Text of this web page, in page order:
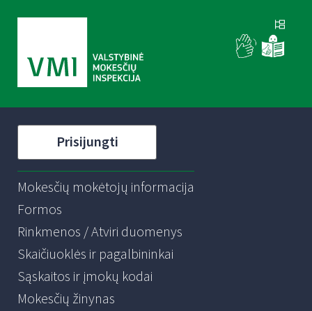
Prisijungti
Mokesčių mokėtojų informacija
Formos
Rinkmenos / Atviri duomenys
Skaičiuoklės ir pagalbininkai
Sąskaitos ir įmokų kodai
Mokesčių žinynas